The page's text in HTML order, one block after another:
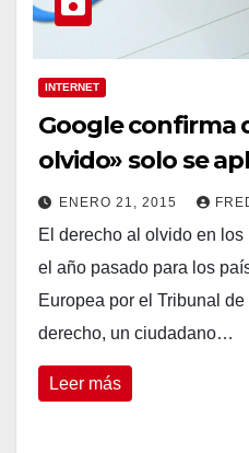
INTERNET
Google confirma
olvido» solo se
ENERO 21, 2015
El derecho al olvido en
el año pasado para los
Europea por el Tribunal
derecho, un ciudadano…
Leer más